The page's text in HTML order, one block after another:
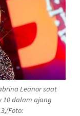
Leanor saat
10 dalam ajang